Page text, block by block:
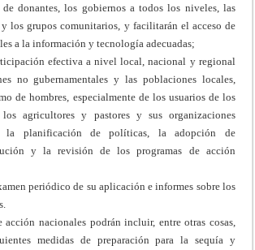
donantes, los gobiernos a todos los niveles, las
los grupos comunitarios, y facilitarán el acceso de
a la información y tecnología adecuadas;
efectiva a nivel local, nacional y regional
no gubernamentales y las poblaciones locales,
de hombres, especialmente de los usuarios de los
los agricultores y pastores y sus organizaciones
la planificación de políticas, la adopción de
y la revisión de los programas de acción
periódico de su aplicación e informes sobre los
acción nacionales podrán incluir, entre otras cosas,
medidas de preparación para la sequía y